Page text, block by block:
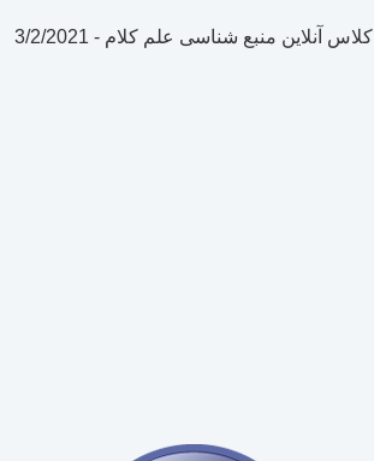
کلاس آنلاین منبع شناسی علم کلام -
3/2/2021